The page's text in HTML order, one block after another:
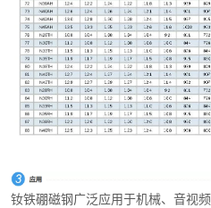
钕铁硼磁钢广泛应用于机械、音视